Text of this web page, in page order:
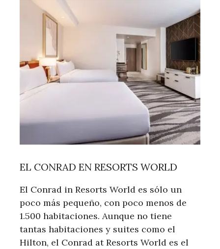
EL CONRAD EN RESORTS WORLD
El Conrad in Resorts World es sólo un
poco más pequeño, con poco menos de
1.500 habitaciones. Aunque no tiene
tantas habitaciones y suites como el
Hilton, el Conrad at Resorts World es el